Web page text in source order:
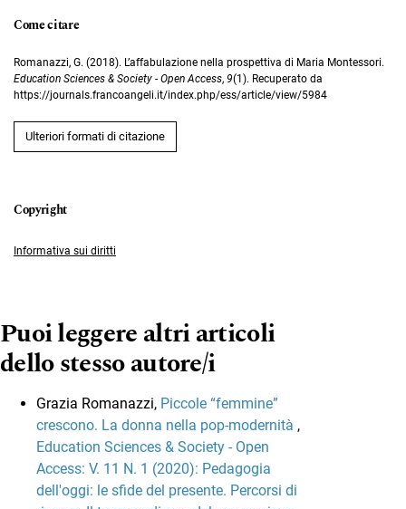
Come citare
Romanazzi, G. (2018). L’affabulazione nella prospettiva di Maria Montessori.
Education Sciences & Society - Open Access, 9(1). Recuperato da
https://journals.francoangeli.it/index.php/ess/article/view/5984
Ulteriori formati di citazione
Informativa sui diritti
Puoi leggere altri articoli
dello stesso autore/i
Grazia Romanazzi, Piccole “femmine”
crescono. La donna nella pop-modernità ,
Education Sciences & Society - Open
Access: V. 11 N. 1 (2020): Pedagogia
dell'oggi: le sfide del presente. Percorsi di